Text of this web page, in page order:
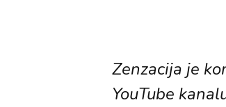
Zenzacija je
YouTube